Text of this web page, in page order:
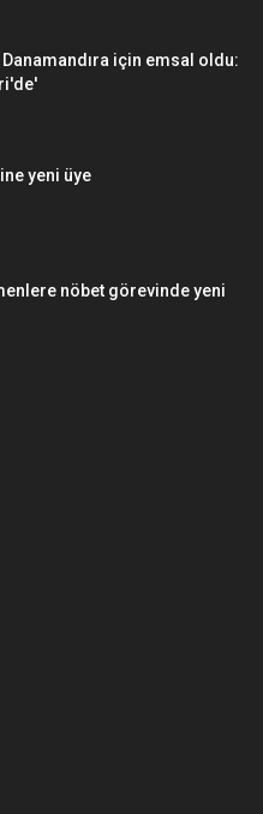
için emsal oldu:
yeni üye
nöbet görevinde yeni